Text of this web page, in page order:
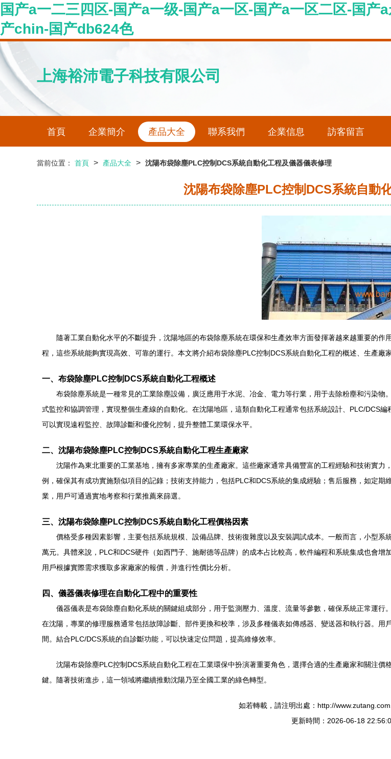
国产a一二三四区-国产a一级-国产a一区-国产a一区二区-国
产chin-国产db624色
上海裕沛電子科技有限公司
首頁 企業簡介 產品大全 聯系我們 企業信息 訪客留言
當前位置： 首頁 > 產品大全 > 沈陽布袋除塵PLC控制DCS系統自動化工程及儀器儀表修理
沈陽布袋除塵PLC控制DCS系統自動
隨著工業自動化水平的不斷提升，沈陽地區的布袋除塵系統在環保和生產效率方面發揮著越來越重要的
程，這些系統能夠實現高效、可靠的運行。本文將介紹布袋除塵PLC控制DCS系統自動化工程的概述、生產廠
一、布袋除塵PLC控制DCS系統自動化工程概述
布袋除塵系統是一種常見的工業除塵設備，廣泛應用于水泥、冶金、電力等行業，用于去除粉塵和污染
式監控和協調管理，實現整個生產線的自動化。在沈陽地區，這類自動化工程通常包括系統設計、PLC/DCS
可以實現遠程監控、故障診斷和優化控制，提升整體工業環保水平。
二、沈陽布袋除塵PLC控制DCS系統自動化工程生產廠家
沈陽作為東北重要的工業基地，擁有多家專業的生產廠家。這些廠家通常具備豐富的工程經驗和技術實
例，確保其有成功實施類似項目的記錄；技術支持能力，包括PLC和DCS系統的集成經驗；售后服務，如定
業，用戶可通過實地考察和行業推薦來篩選。
三、沈陽布袋除塵PLC控制DCS系統自動化工程價格因素
價格受多種因素影響，主要包括系統規模、設備品牌、技術復雜度以及安裝調試成本。一般而言，小型
萬元。具體來說，PLC和DCS硬件（如西門子、施耐德等品牌）的成本占比較高，軟件編程和系統集成也會
用戶根據實際需求獲取多家廠家的報價，并進行性價比分析。
四、儀器儀表修理在自動化工程中的重要性
儀器儀表是布袋除塵自動化系統的關鍵組成部分，用于監測壓力、溫度、流量等參數，確保系統正常運行
在沈陽，專業的修理服務通常包括故障診斷、部件更換和校準，涉及多種儀表如傳感器、變送器和執行器。
間。結合PLC/DCS系統的自診斷功能，可以快速定位問題，提高維修效率。
沈陽布袋除塵PLC控制DCS系統自動化工程在工業環保中扮演著重要角色，選擇合適的生產廠家和關注
鍵。隨著技術進步，這一領域將繼續推動沈陽乃至全國工業的綠色轉型。
如若轉載，請注明出處：http://
更新時間：2026-06-18